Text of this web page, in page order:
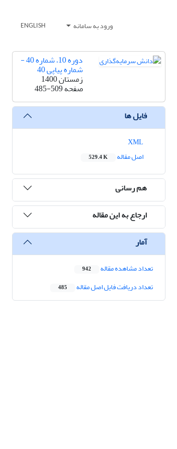
ورود به سامانه ENGLISH
دوره 10، شماره 40 -
شماره پیاپی 40
زمستان 1400
صفحه485-509
فایل ها
اصل مقاله
529.4 K
هم رسانی
ارجاع به این مقاله
آمار
تعداد مشاهده مقاله 942
تعداد دریافت فایل اصل مقاله 485